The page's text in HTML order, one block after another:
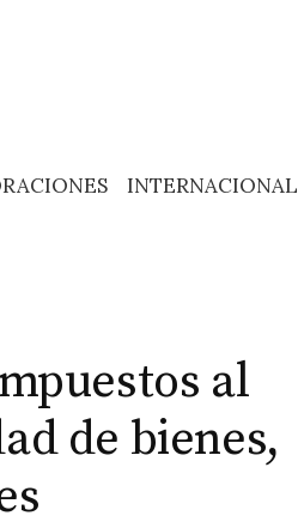
INTERNACIONAL
al
de bienes,